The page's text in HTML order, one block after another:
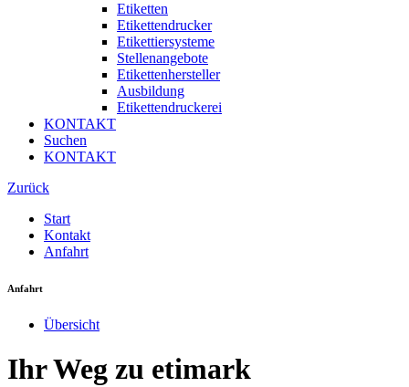
Etiketten
Etikettendrucker
Etikettiersysteme
Stellenangebote
Etikettenhersteller
Ausbildung
Etikettendruckerei
KONTAKT
Suchen
KONTAKT
Zurück
Start
Kontakt
Anfahrt
Anfahrt
Übersicht
Ihr Weg zu etimark